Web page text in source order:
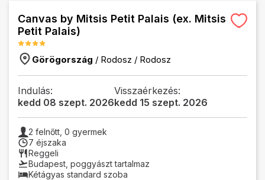
Canvas by Mitsis Petit Palais (ex. Mitsis
Petit Palais)
Görögország / Rodosz / Rodosz
Indulás:
kedd 08 szept. 2026
Visszaérkezés:
kedd 15 szept. 2026
2 felnőtt, 0 gyermek
7 éjszaka
Reggeli
Budapest poggyászt tartalmaz
Kétágyas standard szoba